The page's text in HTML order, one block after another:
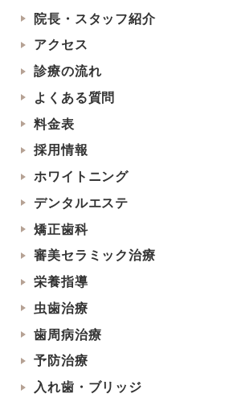
院長・スタッフ紹介
アクセス
診療の流れ
よくある質問
料金表
採用情報
ホワイトニング
デンタルエステ
矯正歯科
審美セラミック治療
栄養指導
虫歯治療
歯周病治療
予防治療
入れ歯・ブリッジ